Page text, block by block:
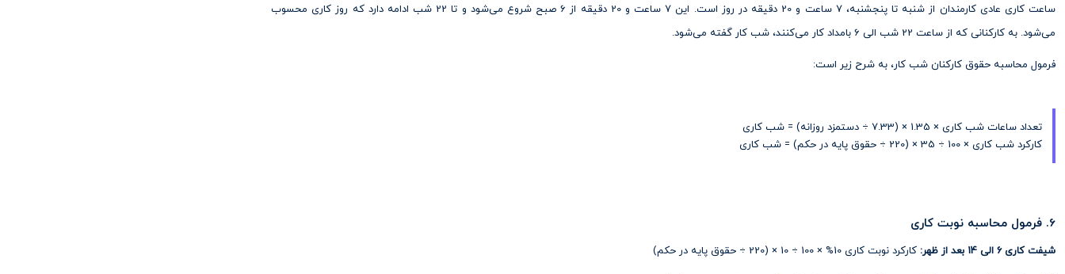
ساعت کاری عادی کارمندان از شنبه تا پنجشنبه، 7 ساعت و 20 دقیقه در روز است. این 7 ساعت و 20 دقیقه از 6 صبح شروع می‌شود و تا 22 شب ادامه دارد که روز کاری محسوب
می‌شود. به کارکنانی که از ساعت 22 شب الی 6 بامداد کار می‌کنند، شب کار گفته می‌شود.
فرمول محاسبه حقوق کارکنان شب کار، به شرح زیر است:
تعداد ساعات شب کاری × 1.35 × (7.33 ÷ دستمزد روزانه) = شب کاری
کارکرد شب کاری × 100 ÷ 35 × (220 ÷ حقوق پایه در حکم) = شب کاری
6. فرمول محاسبه نوبت کاری
شیفت کاری 6 الی 14 بعد از ظهر: کارکرد نوبت کاری 10% × 100 ÷ 10 × (220 ÷ حقوق پایه در حکم)